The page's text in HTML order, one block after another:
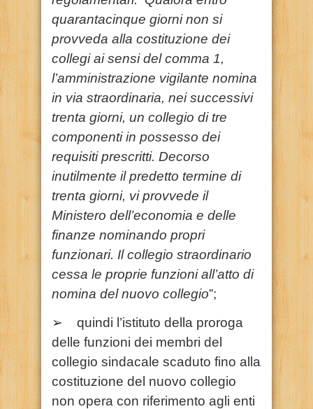
quarantacinque giorni non si
provveda alla costituzione dei
collegi ai sensi del comma 1,
l’amministrazione vigilante nomina
in via straordinaria, nei successivi
trenta giorni, un collegio di tre
componenti in possesso dei
requisiti prescritti. Decorso
inutilmente il predetto termine di
trenta giorni, vi provvede il
Ministero dell’economia e delle
finanze nominando propri
funzionari. Il collegio straordinario
cessa le proprie funzioni all’atto di
nomina del nuovo collegio”;
➢ quindi l’istituto della proroga
delle funzioni dei membri del
collegio sindacale scaduto fino alla
costituzione del nuovo collegio
non opera con riferimento agli enti